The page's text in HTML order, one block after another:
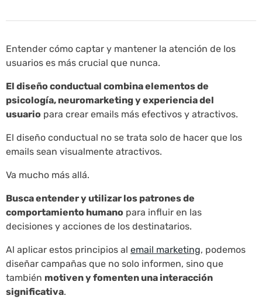
Entender cómo captar y mantener la atención de los
usuarios es más crucial que nunca.
El diseño conductual combina elementos de
psicología, neuromarketing y experiencia del
usuario para crear emails más efectivos y atractivos.
El diseño conductual no se trata solo de hacer que los
emails sean visualmente atractivos.
Va mucho más allá.
Busca entender y utilizar los patrones de
comportamiento humano para influir en las
decisiones y acciones de los destinatarios.
Al aplicar estos principios al email marketing, podemos
diseñar campañas que no solo informen, sino que
también motiven y fomenten una interacción
significativa.